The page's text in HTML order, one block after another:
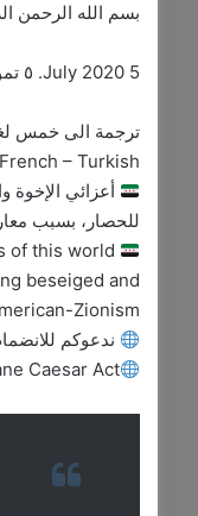
بسم الله الرحمن
5 July 2020. ٥ تموز ٢٠٢٠
ترجمة الى خمس
– Turkish
أعزائي الإخوة
للحصار، بسبب
beseiged and
Zionism.
ندعوكم
Caesar Act